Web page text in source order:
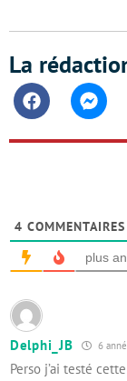
La
Facebook
4 COMMENTAIRES
plus
Delphi_JB 6
Perso j’ai testé